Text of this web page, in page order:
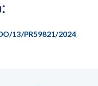
13/PR59821/2024